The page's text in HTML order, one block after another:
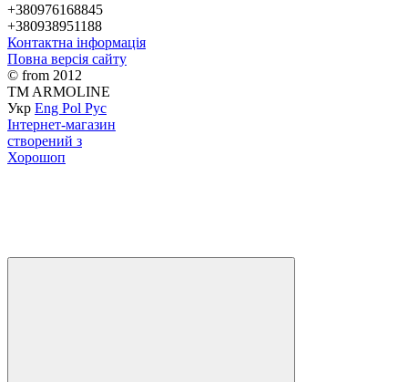
+380976168845
+380938951188
Контактна інформація
Повна версія сайту
© from 2012
TM ARMOLINE
Укр Eng Pol Рус
Інтернет-магазин
створений з
Хорошоп